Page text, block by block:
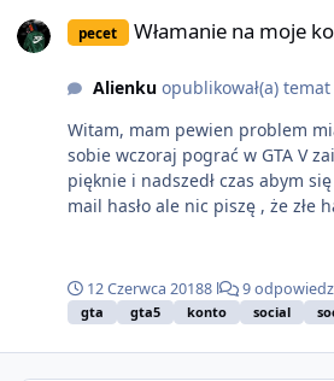
pecet Włamanie na moje
Alienkuopublikował(a)
Witam, mam pewien problem
sobie wczoraj pograć w GTA V
pięknie i nadszedł czas abym
mail hasło ale nic piszę , że złe
zmienił E-mail. Z mojego
Alien.Debesciak@o2.plna jakiś
Oczywiście nic o tym nie
zmieniony bez mojej zgody oraz
12 Czerwca 20188 l 9
gta gta5 konto social